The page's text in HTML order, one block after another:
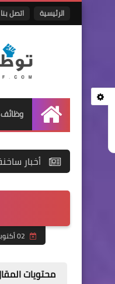
الرئيسية اتصل بنا
الرئيسية
أخبار
محتويات